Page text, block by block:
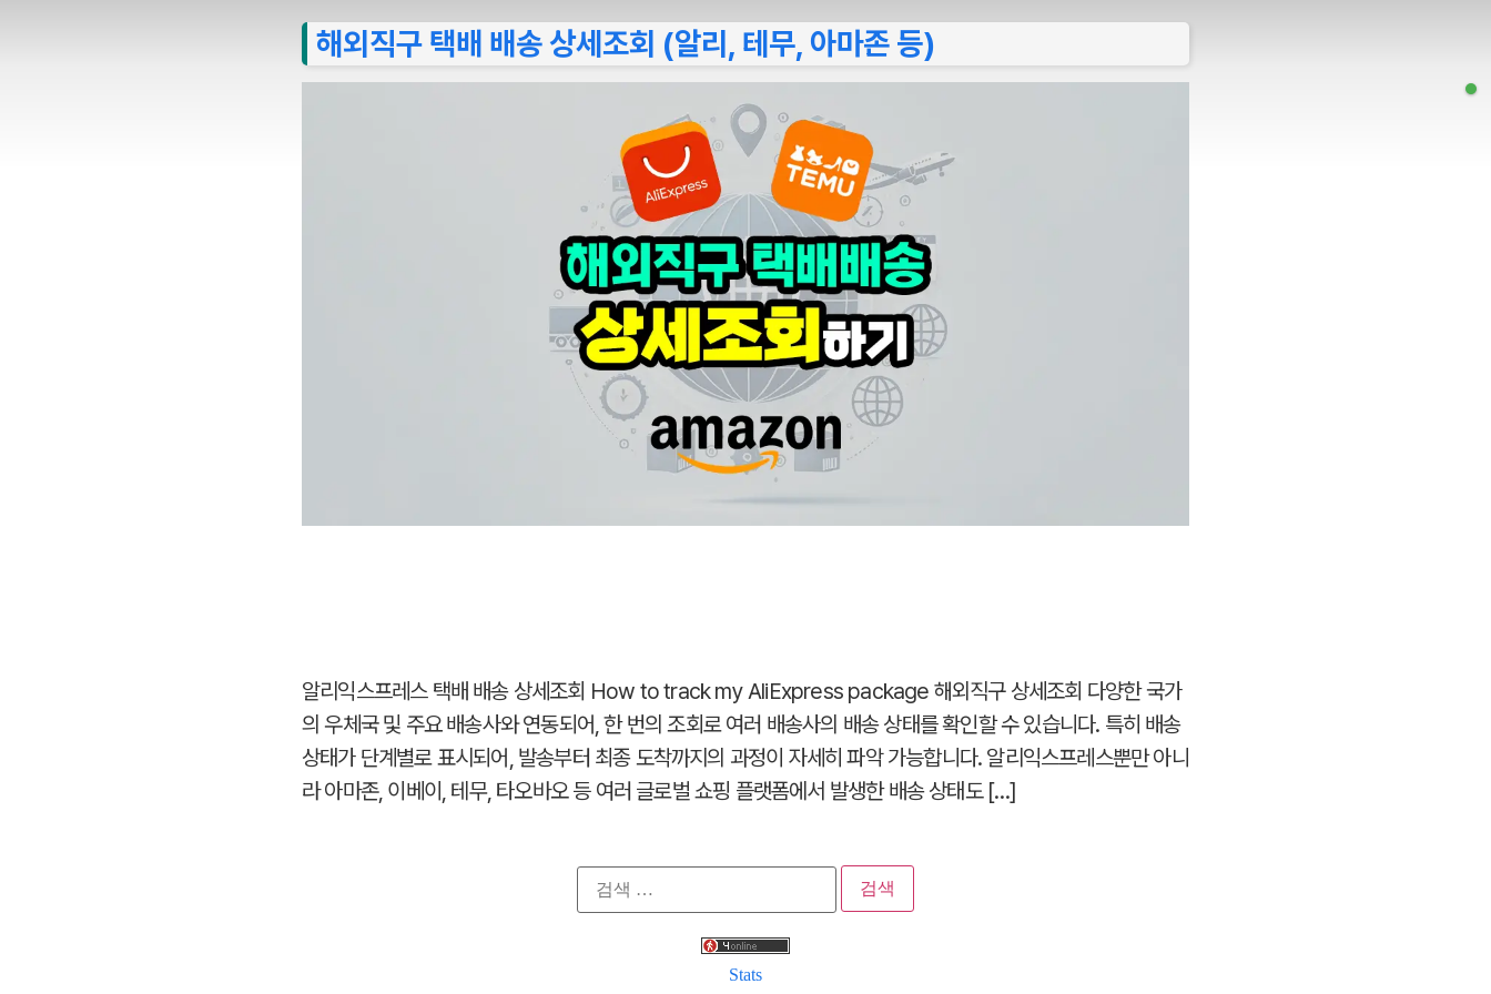
해외직구 택배 배송 상세조회 (알리, 테무, 아마존 등)
알리익스프레스 택배 배송 상세조회 How to track my AliExpress package 해외직구 상세조회 다양한 국가
의 우체국 및 주요 배송사와 연동되어, 한 번의 조회로 여러 배송사의 배송 상태를 확인할 수 있습니다. 특히 배송
상태가 단계별로 표시되어, 발송부터 최종 도착까지의 과정이 자세히 파악 가능합니다. 알리익스프레스뿐만 아니
라 아마존, 이베이, 테무, 타오바오 등 여러 글로벌 쇼핑 플랫폼에서 발생한 배송 상태도 […]
검
색:
Stats